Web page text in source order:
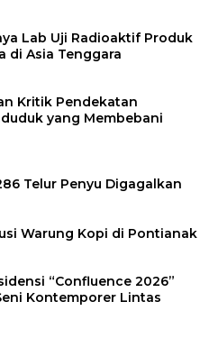
Lab Uji Radioaktif Produk
di Asia Tenggara
Kritik Pendekatan
yang Membebani
Telur Penyu Digagalkan
Warung Kopi di Pontianak
“Confluence 2026”
Kontemporer Lintas